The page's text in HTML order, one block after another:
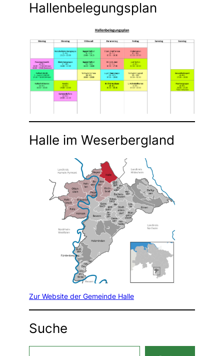
Hallenbelegungsplan
Halle im Weserbergland
Zur Website der Gemeinde Halle
Suche